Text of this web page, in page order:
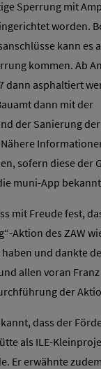
Sperrung mit
worden.
kann es
kommen. Ab
dann asphaltiert
dann mit der
der Sanierung der
sofern diese der
muni-App
mit Freude fest,
Aktion des ZAW
und dankte
allen voran
der
dass der
als ILE-
Er erwähnte